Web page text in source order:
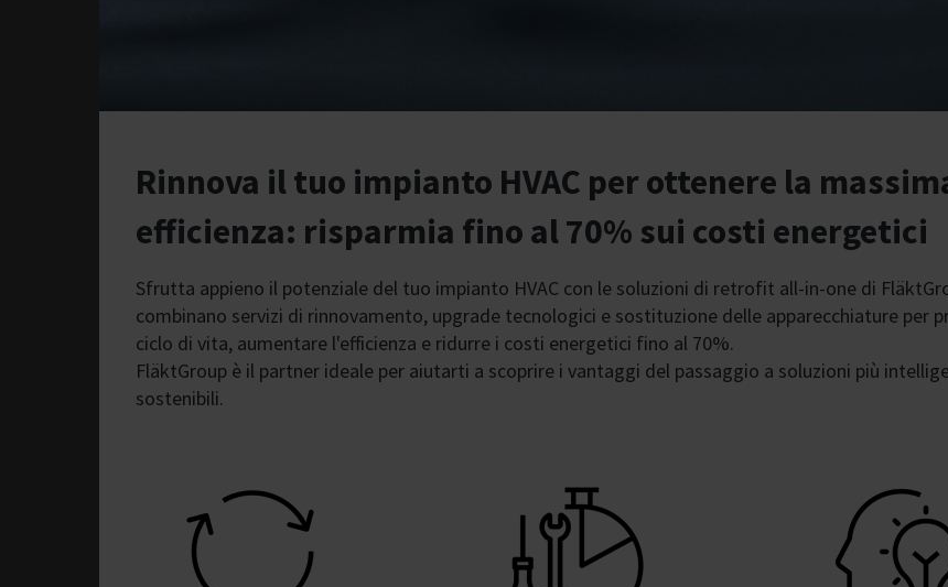
Rinnova il tuo impianto HVAC per ottenere la
efficienza: risparmia fino al 70% sui costi energetici
Sfrutta appieno il potenziale del tuo impianto HVAC con le soluzioni di retrofit all-in-one di
combinano servizi di rinnovamento, upgrade tecnologici e sostituzione delle apparecchiature per
ciclo di vita, aumentare l'efficienza e ridurre i costi energetici fino al 70%.
FläktGroup è il partner ideale per aiutarti a scoprire i vantaggi del passaggio a soluzioni più
sostenibili.